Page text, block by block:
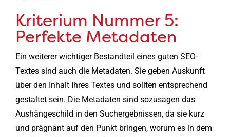
Kriterium Nummer 5:
Perfekte Metadaten
Ein weiterer wichtiger Bestandteil eines guten SEO-
Textes sind auch die Metadaten. Sie geben Auskunft
über den Inhalt Ihres Textes und sollten entsprechend
gestaltet sein. Die Metadaten sind sozusagen das
Aushängeschild in den Suchergebnissen, da sie kurz
und prägnant auf den Punkt bringen, worum es in dem